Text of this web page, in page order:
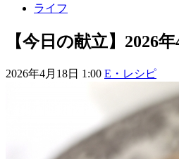
ライフ
【今日の献立】2026
2026年4月18日 1:00 E・レシピ